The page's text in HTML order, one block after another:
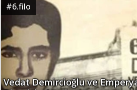
#6.filo
Vedat Demircioğlu ve